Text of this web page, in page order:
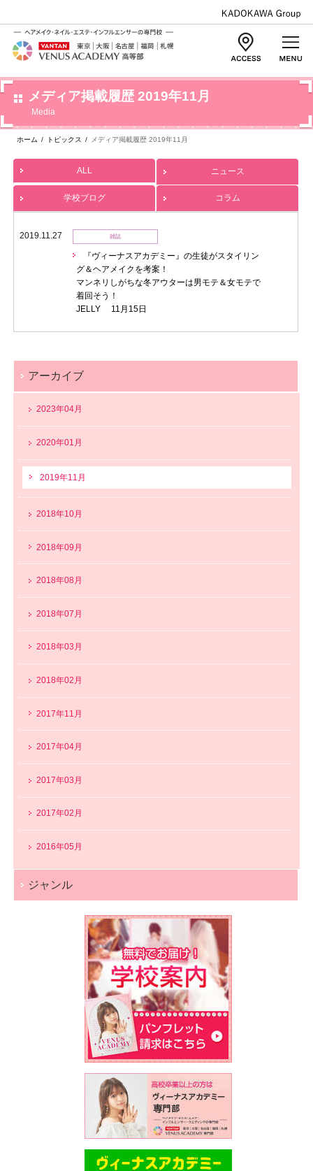
メディア掲載履歴 2019年11月
Media
ホーム / トピックス / メディア掲載履歴 2019年11月
ALL ニュース
学校ブログ コラム
2019.11.27 雑誌
『ヴィーナスアカデミー』の生徒がスタイリン
グ＆ヘアメイクを考案！
マンネリしがちな冬アウターは男モテ＆女モテで
着回そう！
JELLY 11月15日
アーカイブ
2023年04月
2020年01月
2019年11月
2018年10月
2018年09月
2018年08月
2018年07月
2018年03月
2018年02月
2017年11月
2017年04月
2017年03月
2017年02月
2016年05月
ジャンル